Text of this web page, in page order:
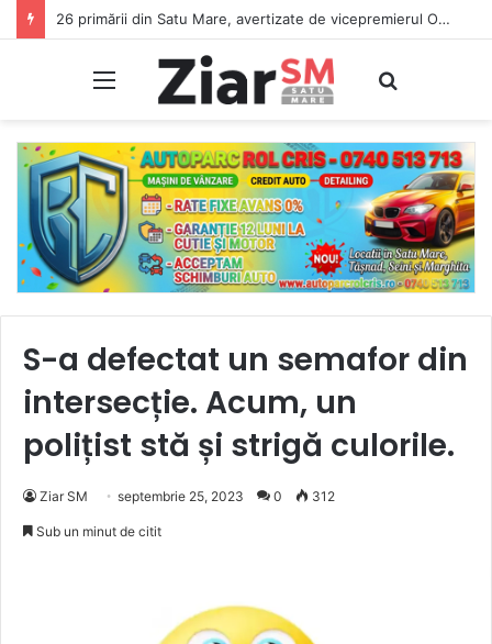
26 primării din Satu Mare, avertizate de vicepremierul Oana Gheorghiu: Dacă nu se înscriu în Ghișeul.ro, pierd bani de la bugetul de stat
S-a defectat un semafor din
intersecție. Acum, un
polițist stă și strigă culorile.
Ziar SM septembrie 25, 2023 0 312
Sub un minut de citit